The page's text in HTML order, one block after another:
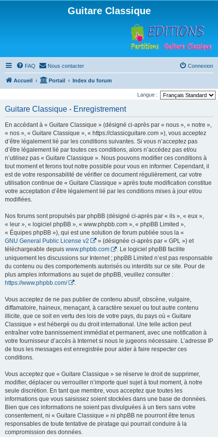
Guitare Classique
FAQ Nous contacter Connexion
Accueil Portail Index du forum
Langue :
Guitare Classique - Enregistrement
En accédant à « Guitare Classique » (désigné ci-après par « nous », « notre »,
« nos », « Guitare Classique », « https://classicguitare.com »), vous acceptez
d’être légalement lié par les conditions suivantes. Si vous n’acceptez pas
d’être légalement lié par toutes ces conditions, alors n’accédez pas et/ou
n’utilisez pas « Guitare Classique ». Nous pouvons modifier ces conditions à
tout moment et ferons tout notre possible pour vous en informer. Cependant, il
est de votre responsabilité de vérifier ce document régulièrement, car votre
utilisation continue de « Guitare Classique » après toute modification constitue
votre acceptation d’être légalement lié par les conditions mises à jour et/ou
modifiées.
Nos forums sont propulsés par phpBB (désigné ci-après par « ils », « eux »,
« leur », « logiciel phpBB », « www.phpbb.com », « phpBB Limited »,
« Équipes phpBB »), qui est une solution de forum publiée sous la «
GNU General Public License v2
» (désignée ci-après par « GPL ») et
téléchargeable depuis www.phpbb.com
. Le logiciel phpBB facilite
uniquement les discussions sur Internet ; phpBB Limited n’est pas responsable
du contenu ou des comportements autorisés ou interdits sur ce site. Pour de
plus amples informations au sujet de phpBB, veuillez consulter :
https://www.phpbb.com/
Vous acceptez de ne pas publier de contenu abusif, obscène, vulgaire,
diffamatoire, haineux, menaçant, à caractère sexuel ou tout autre contenu
illicite, que ce soit en vertu des lois de votre pays, du pays où « Guitare
Classique » est hébergé ou du droit international. Une telle action peut
entraîner votre bannissement immédiat et permanent, avec une notification à
votre fournisseur d’accès à Internet si nous le jugeons nécessaire. L’adresse IP
de tous les messages est enregistrée pour aider à faire respecter ces
conditions.
Vous acceptez que « Guitare Classique » se réserve le droit de supprimer,
modifier, déplacer ou verrouiller n’importe quel sujet à tout moment, à notre
seule discrétion. En tant que membre, vous acceptez que toutes les
informations que vous saisissez soient stockées dans une base de données.
Bien que ces informations ne soient pas divulguées à un tiers sans votre
consentement, ni « Guitare Classique » ni phpBB ne pourront être tenus
responsables de toute tentative de piratage qui pourrait conduire à la
compromission des données.